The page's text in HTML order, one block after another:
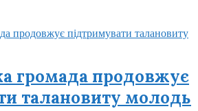
громада продовжує
талановиту молодь